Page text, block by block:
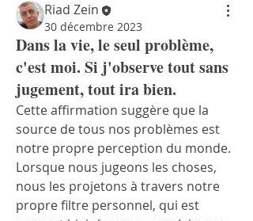
Riad Zein
30 décembre 2023
Dans la vie, le seul problème,
c'est moi. Si j'observe tout sans
jugement, tout ira bien.
Cette affirmation suggère que la
source de tous nos problèmes est
notre propre perception du monde.
Lorsque nous jugeons les choses,
nous les projetons à travers notre
propre filtre personnel, qui est